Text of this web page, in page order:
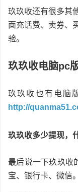
玖玖收还有很多其
面充话费、卖券、
验。
玖玖收电脑pc
玖玖收也有电脑
http://
玖玖收多少提现，
最后说一下玖玖收
宝、银行卡、微信